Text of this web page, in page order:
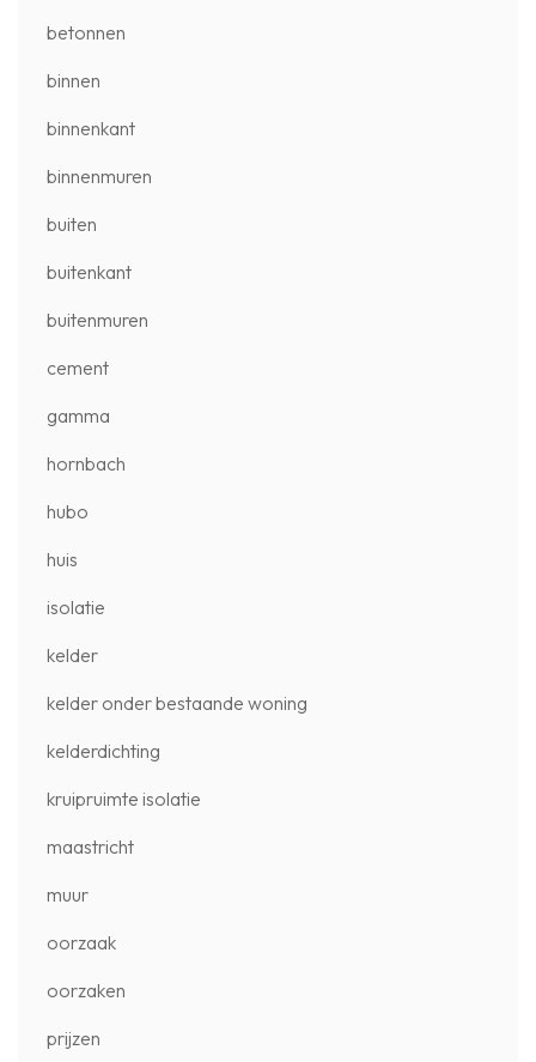
betonnen
binnen
binnenkant
binnenmuren
buiten
buitenkant
buitenmuren
cement
gamma
hornbach
hubo
huis
isolatie
kelder
kelder onder bestaande woning
kelderdichting
kruipruimte isolatie
maastricht
muur
oorzaak
oorzaken
prijzen